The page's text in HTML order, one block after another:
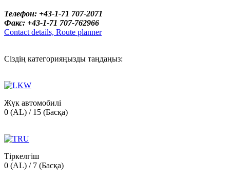
Телефон: +43-1-71 707-2071
Факс: +43-1-71 707-762966
Contact details, Route planner
Сіздің категорияңызды таңдаңыз:
Жүк автомобилі
0 (AL) / 15 (Басқа)
Тіркелгіш
0 (AL) / 7 (Басқа)